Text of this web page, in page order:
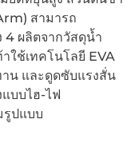
สามารถ
4 ผลิตจากวัสดุน้ำ
ใช้เทคโนโลยี EVA
น และดูดซับแรงสั่น
บบไฮ-ไฟ
รูปแบบ